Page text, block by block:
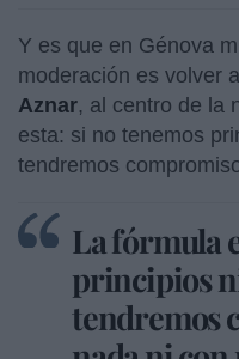
Y es que en Génova
moderación es volver
Aznar, al centro de la
esta: si no tenemos
tendremos
La fórmula
principios
tendremos